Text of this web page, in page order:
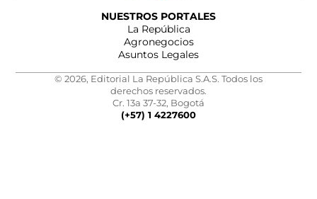
NUESTROS PORTALES
La República
Agronegocios
Asuntos Legales
© 2026, Editorial La República S.A.S. Todos los
derechos reservados.
Cr. 13a 37-32, Bogotá
(+57) 1 4227600